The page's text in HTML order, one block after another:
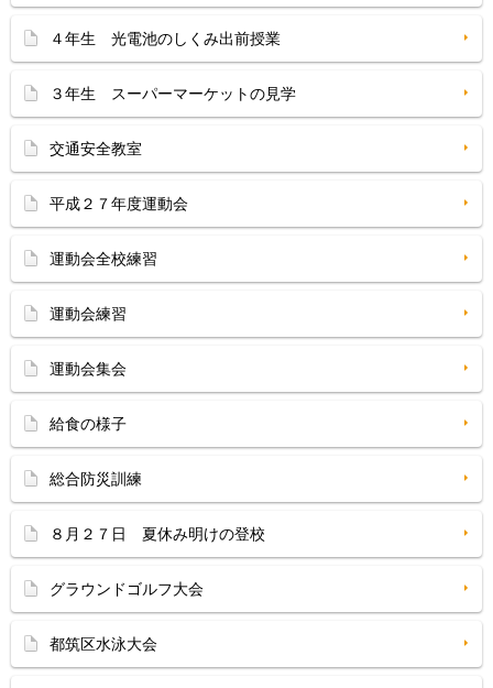
４年生 光電池のしくみ出前授業
３年生 スーパーマーケットの見学
交通安全教室
平成２７年度運動会
運動会全校練習
運動会練習
運動会集会
給食の様子
総合防災訓練
８月２７日 夏休み明けの登校
グラウンドゴルフ大会
都筑区水泳大会